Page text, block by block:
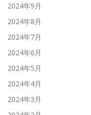
2024年9月
2024年8月
2024年7月
2024年6月
2024年5月
2024年4月
2024年3月